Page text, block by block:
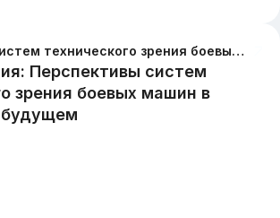
Перспективы систем технического зрения боевых машин в ближайшем будущем